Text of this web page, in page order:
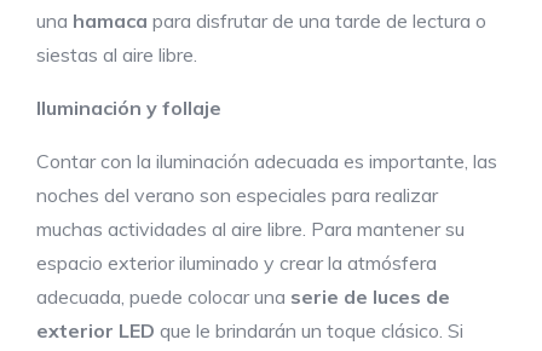
una hamaca para disfrutar de una tarde de lectura o
siestas al aire libre.
Iluminación y follaje
Contar con la iluminación adecuada es importante, las
noches del verano son especiales para realizar
muchas actividades al aire libre. Para mantener su
espacio exterior iluminado y crear la atmósfera
adecuada, puede colocar una serie de luces de
exterior LED que le brindarán un toque clásico. Si